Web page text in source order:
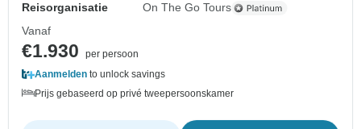
Reisorganisatie
On The Go Tours
Vanaf
€1.930
per persoon
Aanmelden to unlock savings
Prijs gebaseerd op privé tweepersoonskamer